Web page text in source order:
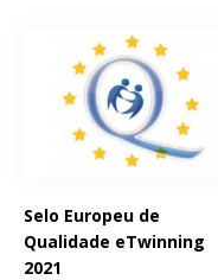
Selo Europeu de
Qualidade eTwinning
2021